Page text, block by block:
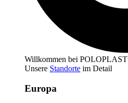
Willkommen bei POLOPLAST
Unsere Standorte im Detail
Europa